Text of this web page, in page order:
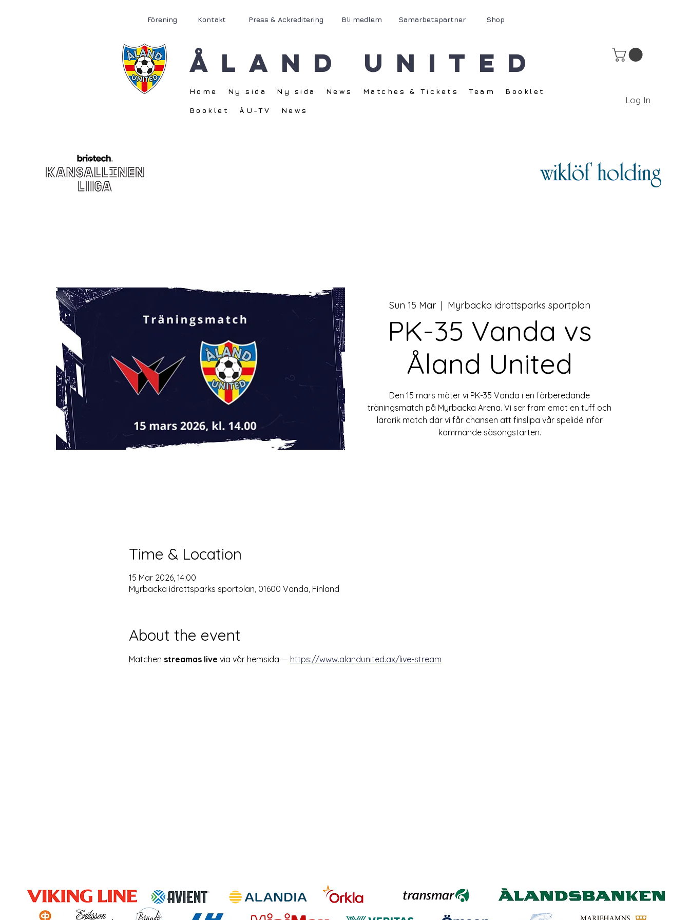
Förening Kontakt Press & Ackreditering Bli medlem Samarbetspartner Shop
Åland United
Home Ny sida Ny sida News Matches & Tickets Team Booklet
Booklet ÅU-TV News
Log In
Sun 15 Mar
  |
Myrbacka idrottsparks sportplan
PK-35 Vanda vs
Åland United
Den 15 mars möter vi PK-35 Vanda i en förberedande
träningsmatch på Myrbacka Arena. Vi ser fram emot en tuff och
lärorik match där vi får chansen att finslipa vår spelidé inför
kommande säsongstarten.
Time & Location
15 Mar 2026, 14:00
Myrbacka idrottsparks sportplan, 01600 Vanda, Finland
About the event
Matchen streamas live via vår hemsida — https://www.alandunited.ax/live-stream